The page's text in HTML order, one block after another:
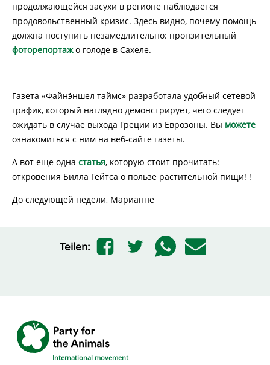
продолжающейся засухи в регионе наблюдается
продовольственный кризис. Здесь видно, почему помощь
должна поступить незамедлительно: пронзительный
фоторепортажо голоде в Сахеле.
Газета «Файнэ́ншел таймс» разработала удобный сетевой
график, который наглядно демонстрирует, чего следует
ожидать в случае выхода Греции из Еврозоны. Вы можете
ознакомиться с ним на веб-сайте газеты.
А вот еще одна статья, которую стоит прочитать:
откровения Билла Гейтса о пользе растительной пищи! !
До следующей недели, Марианне
Teilen:
International movement